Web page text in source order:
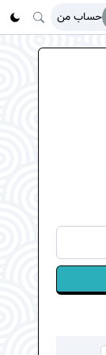
حساب من